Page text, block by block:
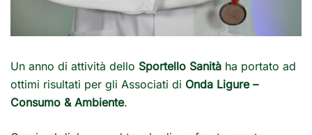
Un anno di attività dello Sportello Sanità ha portato ad
ottimi risultati per gli Associati di Onda Ligure –
Consumo & Ambiente.